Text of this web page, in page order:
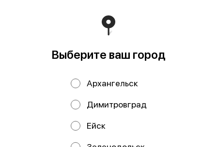
(семги) с/м ЧИЛИ,
Стейк форели с/м
Выберите ваш город
Архангельск
Димитровград
Ейск